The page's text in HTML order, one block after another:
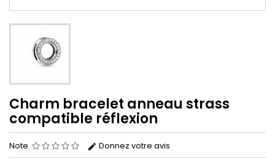
Charm bracelet anneau strass
compatible réflexion
Note Donnez votre avis